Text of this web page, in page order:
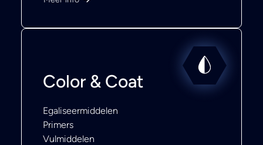
Color & Coat
Egaliseermiddelen
Primers
Vulmiddelen